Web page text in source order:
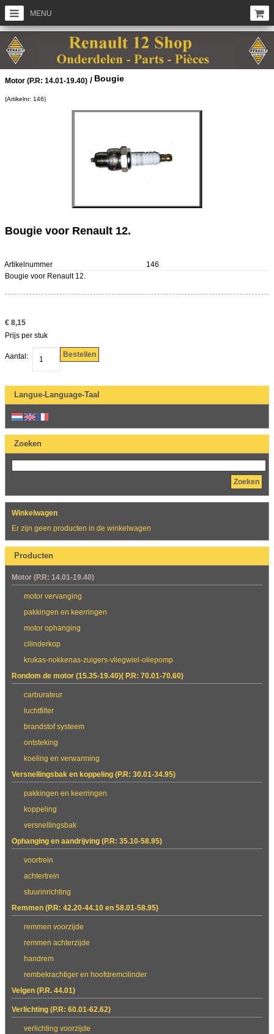
MENU
Motor (P.R: 14.01-19.40) / Bougie
(Artikelnr: 146)
Bougie voor Renault 12.
Artikelnummer
146
Bougie voor Renault 12.
€ 8,15
Prijs per stuk
Aantal: Bestellen
Langue-Language-Taal
Zoeken
Zoeken
Winkelwagen
Er zijn geen producten in de winkelwagen
Producten
Motor (P.R: 14.01-19.40)
motor vervanging
pakkingen en keerringen
motor ophanging
cilinderkop
krukas-nokkenas-zuigers-vliegwiel-oliepomp
Rondom de motor (15.35-19.40)( P.R: 70.01-70.60)
carburateur
luchtfilter
brandstof systeem
ontsteking
koeling en verwarming
Versnellingsbak en koppeling (P.R: 30.01-34.95)
pakkingen en keerringen
koppeling
versnellingsbak
Ophanging en aandrijving (P.R: 35.10-58.95)
voortrein
achtertrein
stuurinrichting
Remmen (P.R: 42.20-44.10 en 58.01-58.95)
remmen voorzijde
remmen achterzijde
handrem
rembekrachtiger en hoofdremcilinder
Velgen (P.R. 44.01)
Verlichting (P.R: 60.01-62.62)
verlichting voorzijde